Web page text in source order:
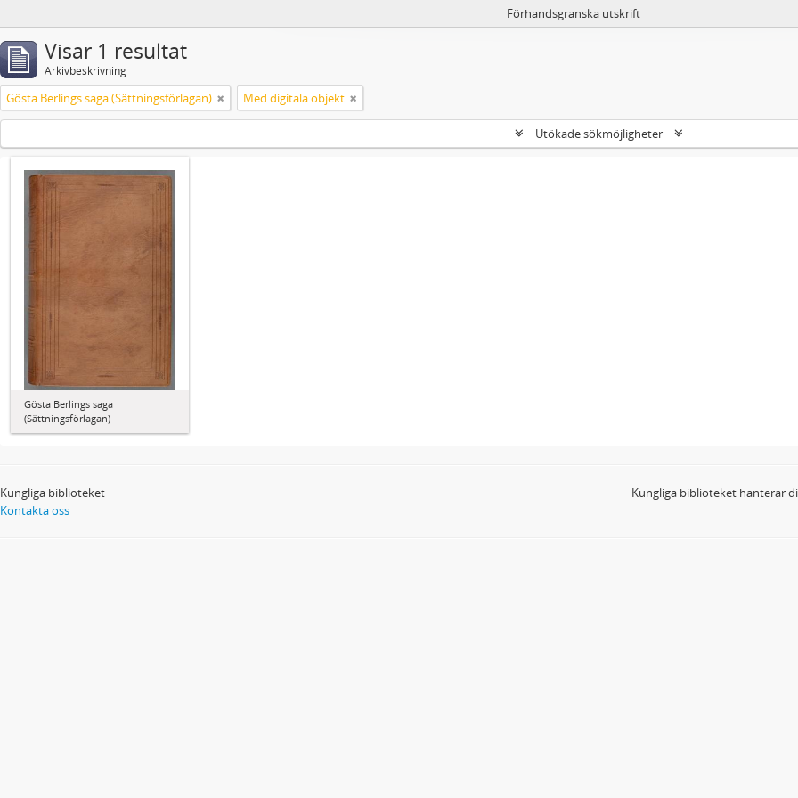
Förhandsgranska utskrift
Visar 1 resultat
Arkivbeskrivning
Gösta Berlings saga (Sättningsförlagan) Med digitala objekt
Utökade sökmöjligheter
Gösta Berlings saga
(Sättningsförlagan)
Kungliga biblioteket
Kontakta oss
Kungliga biblioteket hanterar